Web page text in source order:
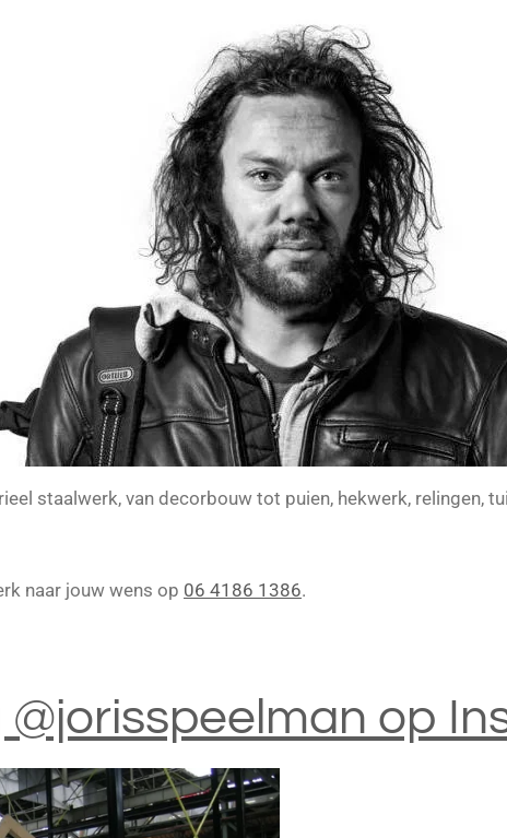
staalwerk, van decorbouw tot puien, hekwerk, relingen,
naar jouw wens op 06 4186 1386.
@jorisspeelman op